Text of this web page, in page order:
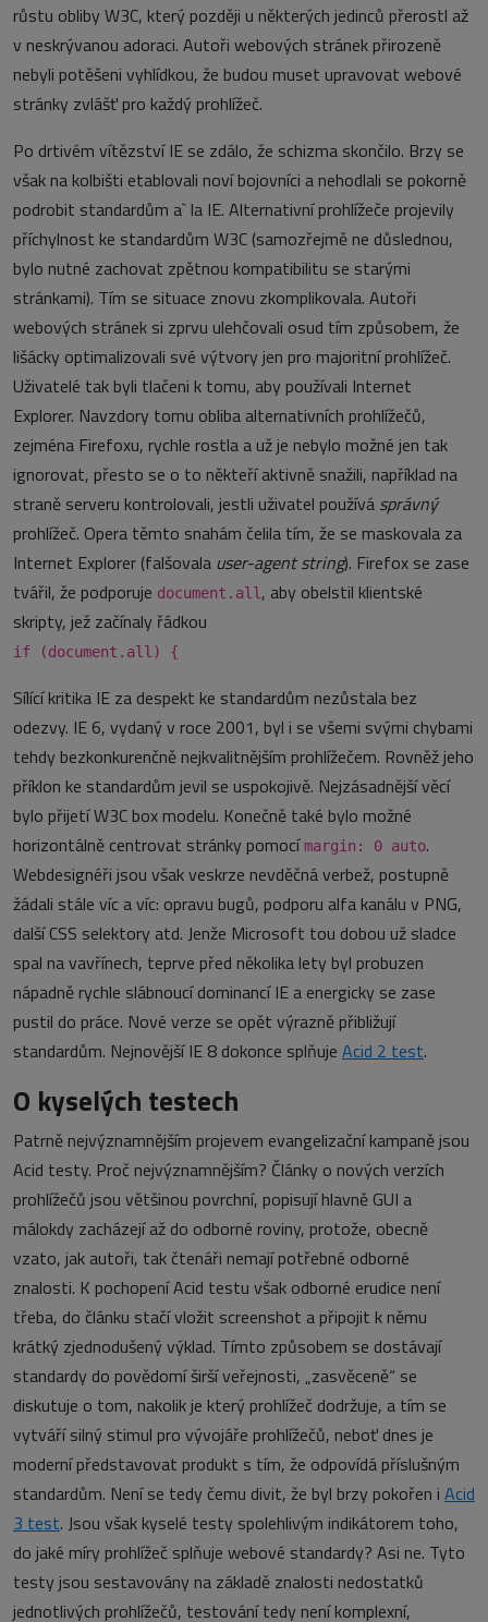
růstu obliby W3C, který později u některých jedinců přerostl až
v neskrývanou adoraci. Autoři webových stránek přirozeně
nebyli potěšeni vyhlídkou, že budou muset upravovat webové
stránky zvlášť pro každý prohlížeč.
Po drtivém vítězství IE se zdálo, že schizma skončilo. Brzy se
však na kolbišti etablovali noví bojovníci a nehodlali se pokorně
podrobit standardům a` la IE. Alternativní prohlížeče projevily
příchylnost ke standardům W3C (samozřejmě ne důslednou,
bylo nutné zachovat zpětnou kompatibilitu se starými
stránkami). Tím se situace znovu zkomplikovala. Autoři
webových stránek si zprvu ulehčovali osud tím způsobem, že
lišácky optimalizovali své výtvory jen pro majoritní prohlížeč.
Uživatelé tak byli tlačeni k tomu, aby používali Internet
Explorer. Navzdory tomu obliba alternativních prohlížečů,
zejména Firefoxu, rychle rostla a už je nebylo možné jen tak
ignorovat, přesto se o to někteří aktivně snažili, například na
straně serveru kontrolovali, jestli uživatel používá správný
prohlížeč. Opera těmto snahám čelila tím, že se maskovala za
Internet Explorer (falšovala user-agent string). Firefox se zase
tvářil, že podporuje document.all , aby obelstil klientské
skripty, jež začínaly řádkou
if (document.all) {
Sílící kritika IE za despekt ke standardům nezůstala bez
odezvy. IE 6, vydaný v roce 2001, byl i se všemi svými chybami
tehdy bezkonkurenčně nejkvalitnějším prohlížečem. Rovněž jeho
příklon ke standardům jevil se uspokojivě. Nejzásadnější věcí
bylo přijetí W3C box modelu. Konečně také bylo možné
horizontálně centrovat stránky pomocímargin: 0 auto.
Webdesignéři jsou však veskrze nevděčná verbež, postupně
žádali stále víc a víc: opravu bugů, podporu alfa kanálu v PNG,
další CSS selektory atd. Jenže Microsoft tou dobou už sladce
spal na vavřínech, teprve před několika lety byl probuzen
nápadně rychle slábnoucí dominancí IE a energicky se zase
pustil do práce. Nové verze se opět výrazně přibližují
standardům. Nejnovější IE 8 dokonce splňuje Acid 2 test.
O kyselých testech
Patrně nejvýznamnějším projevem evangelizační kampaně jsou
Acid testy. Proč nejvýznamnějším? Články o nových verzích
prohlížečů jsou většinou povrchní, popisují hlavně GUI a
málokdy zacházejí až do odborné roviny, protože, obecně
vzato, jak autoři, tak čtenáři nemají potřebné odborné
znalosti. K pochopení Acid testu však odborné erudice není
třeba, do článku stačí vložit screenshot a připojit k němu
krátký zjednodušený výklad. Tímto způsobem se dostávají
standardy do povědomí širší veřejnosti, „zasvěceně“ se
diskutuje o tom, nakolik je který prohlížeč dodržuje, a tím se
vytváří silný stimul pro vývojáře prohlížečů, neboť dnes je
moderní představovat produkt s tím, že odpovídá příslušným
standardům. Není se tedy čemu divit, že byl brzy pokořen i Acid
3 test. Jsou však kyselé testy spolehlivým indikátorem toho,
do jaké míry prohlížeč splňuje webové standardy? Asi ne. Tyto
testy jsou sestavovány na základě znalosti nedostatků
jednotlivých prohlížečů, testování tedy není komplexní,